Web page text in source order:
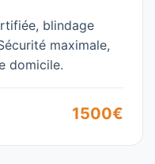
blindage
maximale,
domicile.
1500€